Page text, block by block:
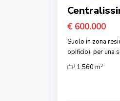
€ 600.000
Suolo in zona
opificio), per una
1.560 m2